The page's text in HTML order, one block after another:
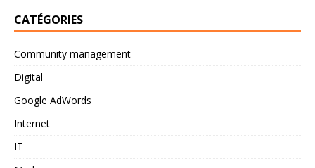
CATÉGORIES
Community management
Digital
Google AdWords
Internet
IT